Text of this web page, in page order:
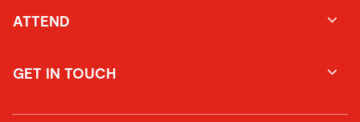
ATTEND
GET IN TOUCH